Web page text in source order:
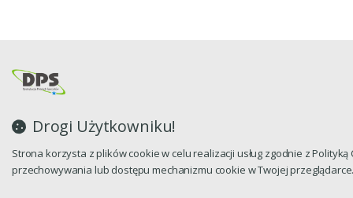
Drogi Użytkowniku!
Strona korzysta z plików cookie w celu realizacji usług zgodnie z
przechowywania lub dostępu mechanizmu cookie w Twojej